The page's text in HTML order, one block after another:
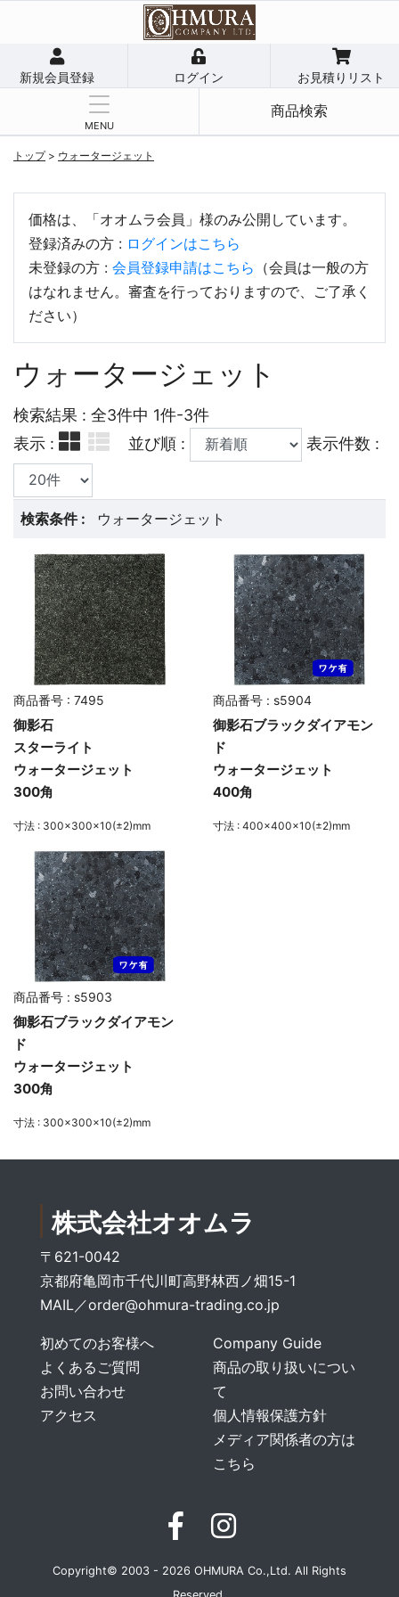
新規会員登録 ログイン お見積りリスト
MENU
商品検索
トップ> ウォータージェット
価格は、「オオムラ会員」様のみ公開しています。
登録済みの方 : ログインはこちら
未登録の方 : 会員登録申請はこちら （会員は一般の方
はなれません。審査を行っておりますので、ご了承く
ださい）
ウォータージェット
検索結果 : 全3件中 1件-3件
表示 :
並び順 : 表示件数 :
検索条件 : ウォータージェット
商品番号 : 7495
御影石
スターライト
ウォータージェット
300角
寸法 : 300×300×10(±2)mm
商品番号 : s5904
御影石ブラックダイアモン
ド
ウォータージェット
400角
寸法 : 400×400×10(±2)mm
商品番号 : s5903
御影石ブラックダイアモン
ド
ウォータージェット
300角
寸法 : 300×300×10(±2)mm
株式会社オオムラ
〒621-0042
京都府亀岡市千代川町高野林西ノ畑15-1
MAIL／order@ohmura-trading.co.jp
初めてのお客様へ
よくあるご質問
お問い合わせ
アクセス
Company Guide
商品の取り扱いについ
て
個人情報保護方針
メディア関係者の方は
こちら
Copyright© 2003 - 2026 OHMURA Co.,Ltd. All Rights